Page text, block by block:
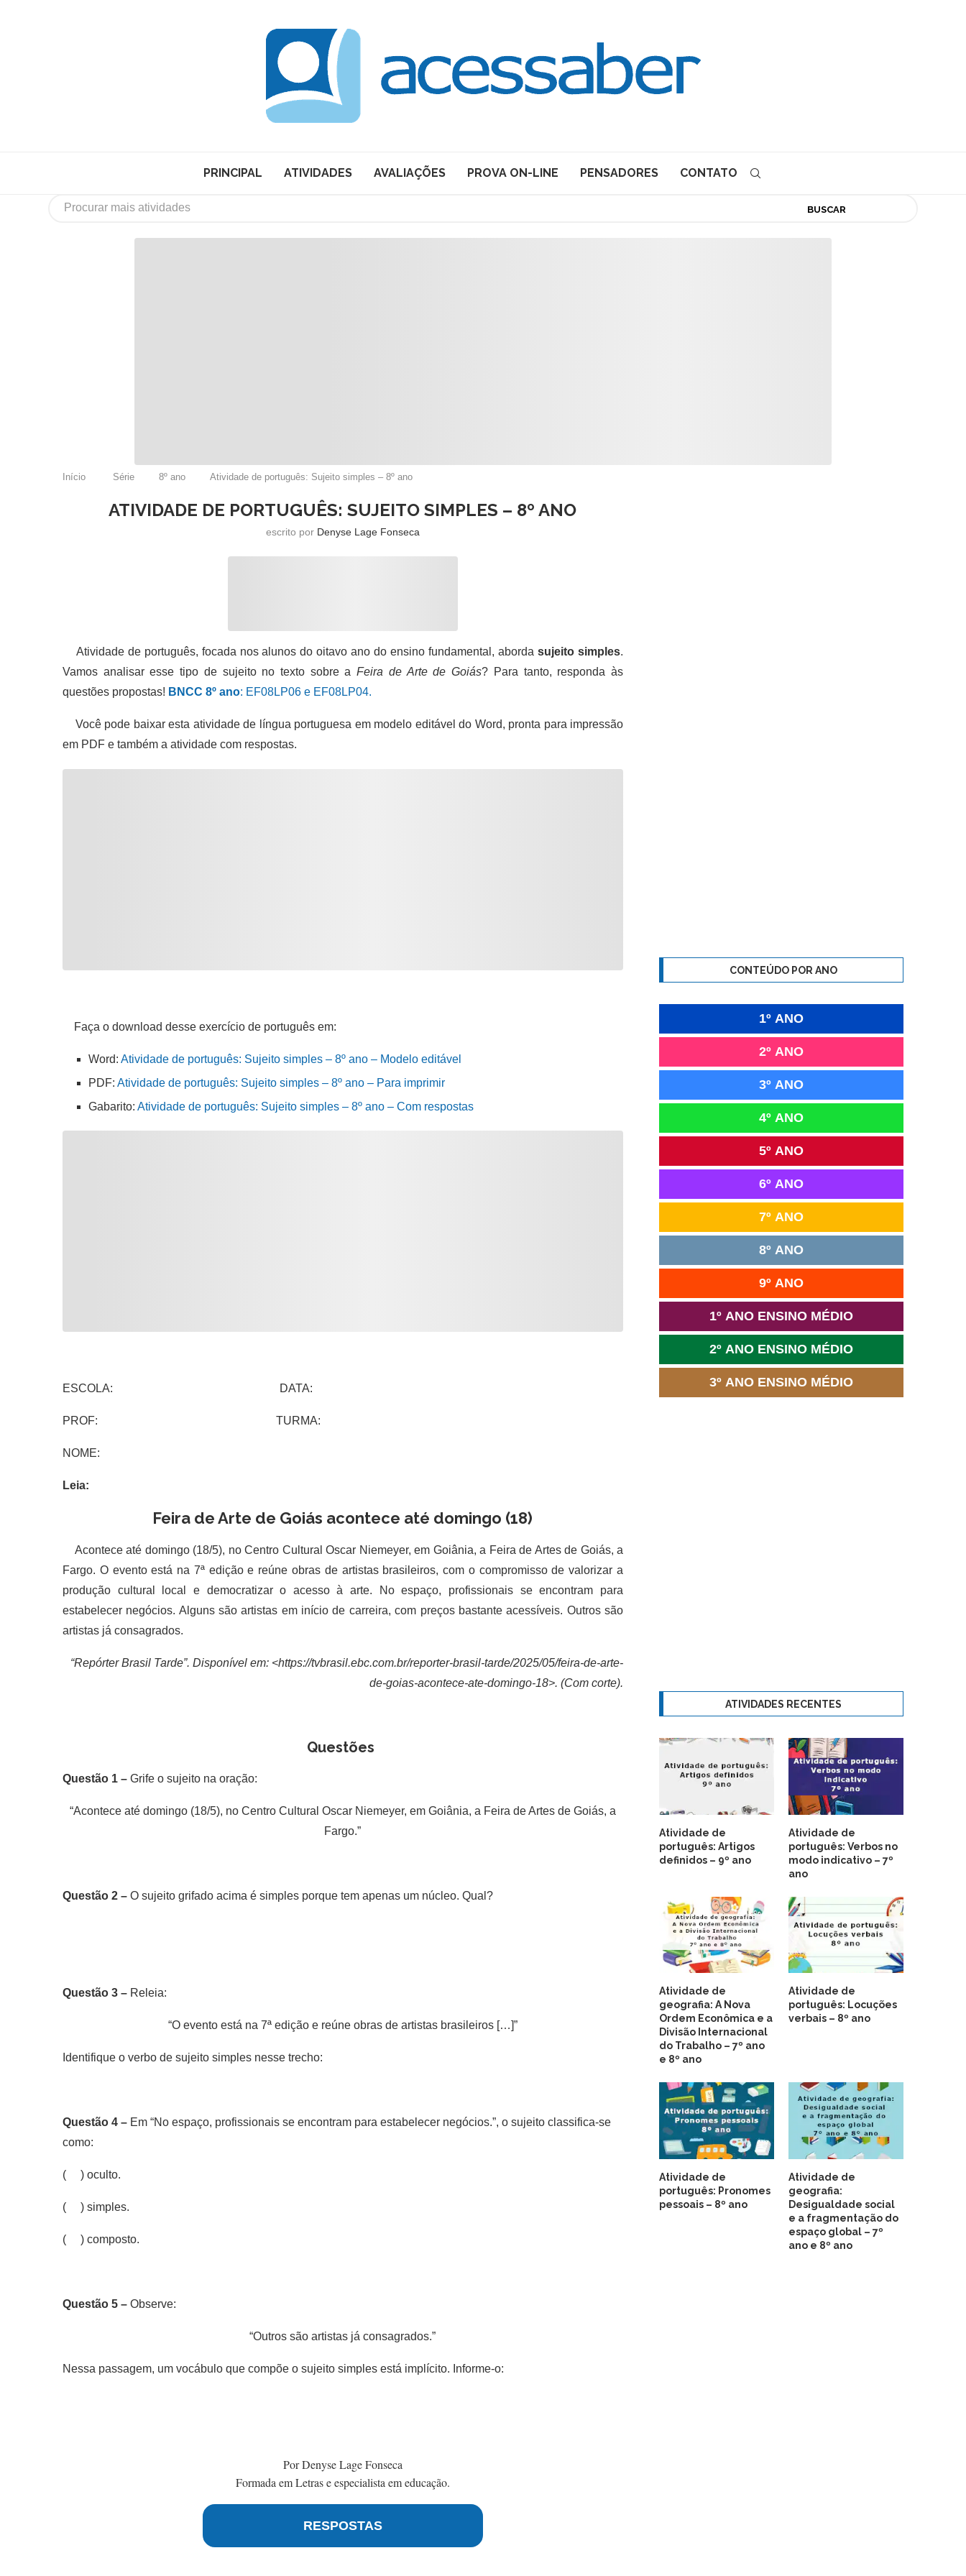
PRINCIPAL ATIVIDADES AVALIAÇÕES PROVA ON-LINE PENSADORES CONTATO
BUSCAR
Início Série 8º ano Atividade de português: Sujeito simples – 8º ano
ATIVIDADE DE PORTUGUÊS: SUJEITO SIMPLES – 8º ANO
escrito por Denyse Lage Fonseca
Atividade de português, focada nos alunos do oitavo ano do ensino fundamental, abordasujeito simples.
Vamos analisar esse tipo de sujeito no texto sobre a Feira de Arte de Goiás? Para tanto, responda às
questões propostas! BNCC 8º ano: EF08LP06 e EF08LP04.
Você pode baixar esta atividade de língua portuguesa em modelo editável do Word, pronta para impressão
em PDF e também a atividade com respostas.
Faça o download desse exercício de português em:
Word: Atividade de português: Sujeito simples – 8º ano – Modelo editável
PDF: Atividade de português: Sujeito simples – 8º ano – Para imprimir
Gabarito: Atividade de português: Sujeito simples – 8º ano – Com respostas
ESCOLA: DATA:
PROF: TURMA:
NOME:
Leia:
Feira de Arte de Goiás acontece até domingo (18)
Acontece até domingo (18/5), no Centro Cultural Oscar Niemeyer, em Goiânia, a Feira de Artes de Goiás, a
Fargo. O evento está na 7ª edição e reúne obras de artistas brasileiros, com o compromisso de valorizar a
produção cultural local e democratizar o acesso à arte. No espaço, profissionais se encontram para
estabelecer negócios. Alguns são artistas em início de carreira, com preços bastante acessíveis. Outros são
artistas já consagrados.
“Repórter Brasil Tarde”. Disponível em: <https://tvbrasil.ebc.com.br/reporter-brasil-tarde/2025/05/feira-de-arte-
de-goias-acontece-ate-domingo-18>. (Com corte).
Questões
Questão 1 – Grife o sujeito na oração:
“Acontece até domingo (18/5), no Centro Cultural Oscar Niemeyer, em Goiânia, a Feira de Artes de Goiás, a
Fargo.”
Questão 2 – O sujeito grifado acima é simples porque tem apenas um núcleo. Qual?
Questão 3 – Releia:
“O evento está na 7ª edição e reúne obras de artistas brasileiros […]”
Identifique o verbo de sujeito simples nesse trecho:
Questão 4 – Em “No espaço, profissionais se encontram para estabelecer negócios.”, o sujeito classifica-se
como:
( ) oculto.
( ) simples.
( ) composto.
Questão 5 – Observe:
“Outros são artistas já consagrados.”
Nessa passagem, um vocábulo que compõe o sujeito simples está implícito. Informe-o:
Por Denyse Lage Fonseca
Formada em Letras e especialista em educação.
RESPOSTAS
CONTEÚDO POR ANO
1º ANO
2º ANO
3º ANO
4º ANO
5º ANO
6º ANO
7º ANO
8º ANO
9º ANO
1º ANO ENSINO MÉDIO
2º ANO ENSINO MÉDIO
3º ANO ENSINO MÉDIO
ATIVIDADES RECENTES
Atividade de
português: Artigos
definidos – 9º ano
Atividade de
português: Verbos no
modo indicativo – 7º
ano
Atividade de
geografia: A Nova
Ordem Econômica e a
Divisão Internacional
do Trabalho – 7º ano
e 8º ano
Atividade de
português: Locuções
verbais – 8º ano
Atividade de
português: Pronomes
pessoais – 8º ano
Atividade de
geografia:
Desigualdade social
e a fragmentação do
espaço global – 7º
ano e 8º ano